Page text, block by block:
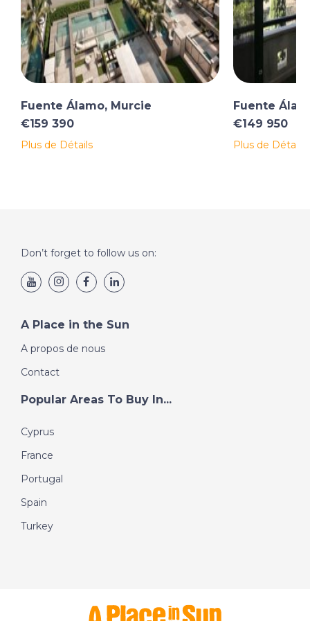
Fuente Álamo, Murcie
€159 390
Plus de Détails
Fuente
€149 950
Plus de Détails
Don’t forget to follow us on:
A Place in the Sun
A propos de nous
Contact
Popular Areas To Buy In...
Cyprus
France
Portugal
Spain
Turkey